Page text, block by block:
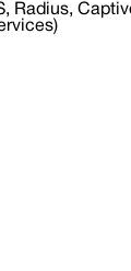
Radius,